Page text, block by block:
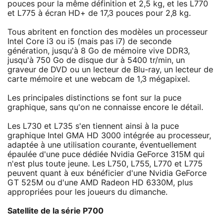
pouces pour la même définition et 2,5 kg, et les L770
et L775 à écran HD+ de 17,3 pouces pour 2,8 kg.
Tous abritent en fonction des modèles un processeur
Intel Core i3 ou i5 (mais pas i7) de seconde
génération, jusqu'à 8 Go de mémoire vive DDR3,
jusqu'à 750 Go de disque dur à 5400 tr/min, un
graveur de DVD ou un lecteur de Blu-ray, un lecteur de
carte mémoire et une webcam de 1,3 mégapixel.
Les principales distinctions se font sur la puce
graphique, sans qu'on ne connaisse encore le détail.
Les L730 et L735 s'en tiennent ainsi à la puce
graphique Intel GMA HD 3000 intégrée au processeur,
adaptée à une utilisation courante, éventuellement
épaulée d'une puce dédiée Nvidia GeForce 315M qui
n'est plus toute jeune. Les L750, L755, L770 et L775
peuvent quant à eux bénéficier d'une Nvidia GeForce
GT 525M ou d'une AMD Radeon HD 6330M, plus
appropriées pour les joueurs du dimanche.
Satellite de la série P700